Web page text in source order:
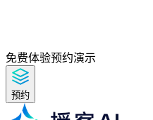
免费体验预约演示
预约